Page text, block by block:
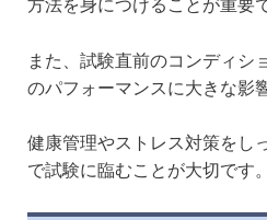
方法を身につけることが重要
また、試験直前のコンディシ
のパフォーマンスに大きな影
健康管理やストレス対策をし
で試験に臨むことが大切です。